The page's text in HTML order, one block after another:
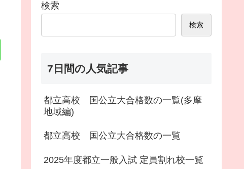
検索
検索
7日間の人気記事
都立高校 国公立大合格数の一覧(多摩
地域編)
都立高校 国公立大合格数の一覧
2025年度都立一般入試 定員割れ校一覧